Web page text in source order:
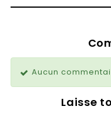
Aucun
Laisse